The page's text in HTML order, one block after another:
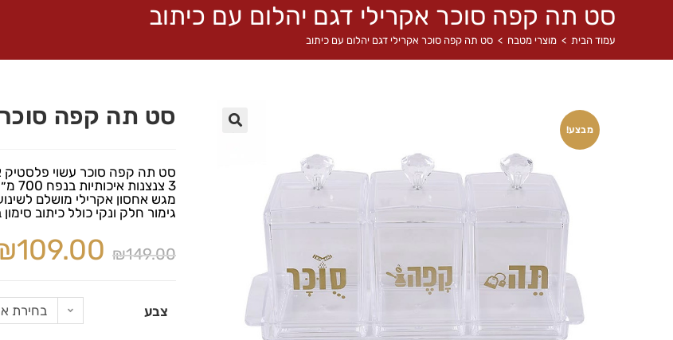
סט תה קפה סוכר אקרילי דגם יהלום עם כיתוב
עמוד הבית > מוצרי מטבח > סט תה קפה סוכר אקרילי דגם יהלום עם כיתוב
מבצע! סט תה קפה סוכר
סט תה קפה סוכר עשוי פלסטיק
3 צנצנות איכותיות בנפח 700 מ״ל בעלות מכסה סגירה עם ידית דמוי יהלום, מושלמת לאחיזה.
מגש אחסון אקרילי מושלם
גימור חלק ונקי כולל כיתוב
₪149.00
109.00
צבע בחירת